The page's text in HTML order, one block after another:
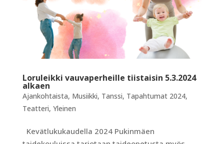
Loruleikki vauvaperheille tiistaisin 5.3.2024
alkaen
Ajankohtaista, Musiikki, Tanssi, Tapahtumat 2024,
Teatteri, Yleinen
Kevätlukukaudella 2024 Pukinmäen